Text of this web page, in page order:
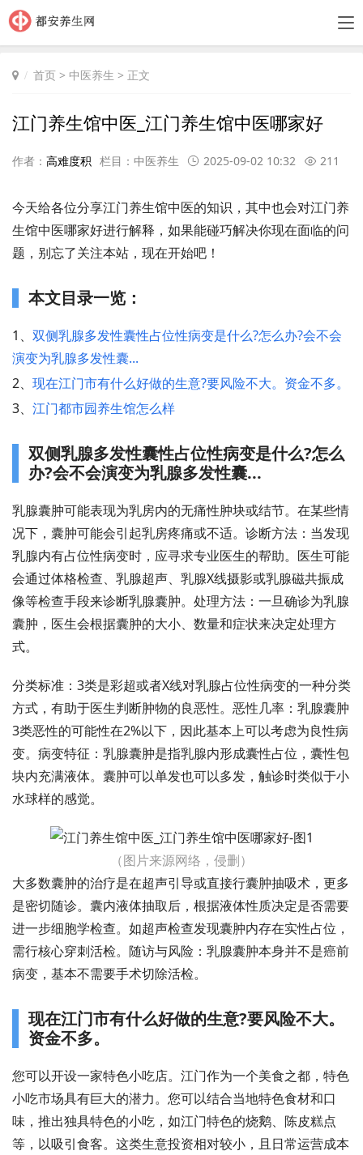
首页 > 中医养生 > 正文
江门养生馆中医_江门养生馆中医哪家好
作者： 高难度积 栏目： 中医养生 2025-09-02 10:32 211
今天给各位分享江门养生馆中医的知识，其中也会对江门养
生馆中医哪家好进行解释，如果能碰巧解决你现在面临的问
题，别忘了关注本站，现在开始吧！
本文目录一览：
1、 双侧乳腺多发性囊性占位性病变是什么?怎么办?会不会
演变为乳腺多发性囊...
2、 现在江门市有什么好做的生意?要风险不大。资金不多。
3、 江门都市园养生馆怎么样
双侧乳腺多发性囊性占位性病变是什么?怎么
办?会不会演变为乳腺多发性囊...
乳腺囊肿可能表现为乳房内的无痛性肿块或结节。在某些情
况下，囊肿可能会引起乳房疼痛或不适。诊断方法：当发现
乳腺内有占位性病变时，应寻求专业医生的帮助。医生可能
会通过体格检查、乳腺超声、乳腺X线摄影或乳腺磁共振成
像等检查手段来诊断乳腺囊肿。处理方法：一旦确诊为乳腺
囊肿，医生会根据囊肿的大小、数量和症状来决定处理方
式。
分类标准：3类是彩超或者X线对乳腺占位性病变的一种分类
方式，有助于医生判断肿物的良恶性。恶性几率：乳腺囊肿
3类恶性的可能性在2%以下，因此基本上可以考虑为良性病
变。病变特征：乳腺囊肿是指乳腺内形成囊性占位，囊性包
块内充满液体。囊肿可以单发也可以多发，触诊时类似于小
水球样的感觉。
（图片来源网络，侵删）
大多数囊肿的治疗是在超声引导或直接行囊肿抽吸术，更多
是密切随诊。囊内液体抽取后，根据液体性质决定是否需要
进一步细胞学检查。如超声检查发现囊肿内存在实性占位，
需行核心穿刺活检。随访与风险：乳腺囊肿本身并不是癌前
病变，基本不需要手术切除活检。
现在江门市有什么好做的生意?要风险不大。
资金不多。
您可以开设一家特色小吃店。江门作为一个美食之都，特色
小吃市场具有巨大的潜力。您可以结合当地特色食材和口
味，推出独具特色的小吃，如江门特色的烧鹅、陈皮糕点
等，以吸引食客。这类生意投资相对较小，且日常运营成本